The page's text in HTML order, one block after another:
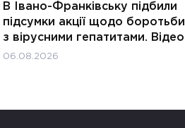
В Івано-Франківську підбили
підсумки акції щодо боротьби
з вірусними гепатитами. Відео
06.08.2026